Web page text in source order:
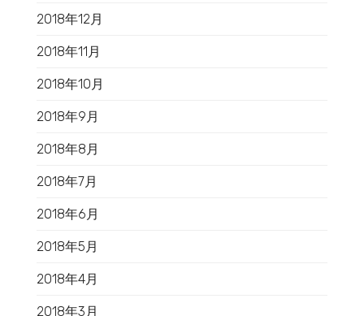
2018年12月
2018年11月
2018年10月
2018年9月
2018年8月
2018年7月
2018年6月
2018年5月
2018年4月
2018年3月